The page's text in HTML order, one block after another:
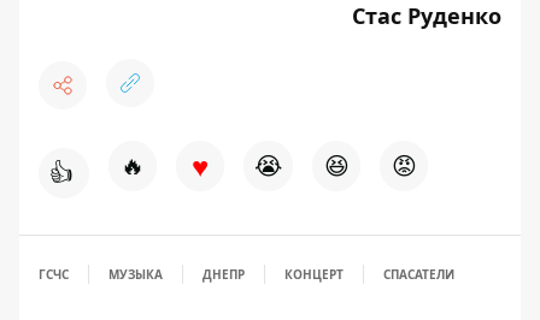
Стас Руденко
👍 🔥 ♥ 😭 😆 😡
ГСЧС МУЗЫКА ДНЕПР КОНЦЕРТ СПАСАТЕЛИ